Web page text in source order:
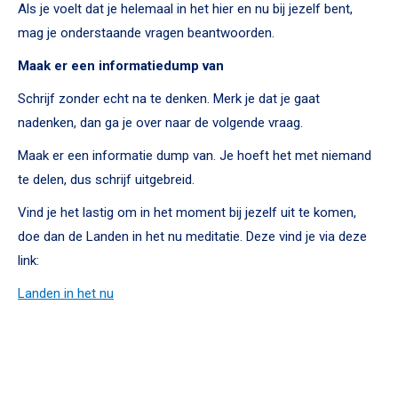
Als je voelt dat je helemaal in het hier en nu bij jezelf bent,
mag je onderstaande vragen beantwoorden.
Maak er een informatiedump van
Schrijf zonder echt na te denken. Merk je dat je gaat
nadenken, dan ga je over naar de volgende vraag.
Maak er een informatie dump van. Je hoeft het met niemand
te delen, dus schrijf uitgebreid.
Vind je het lastig om in het moment bij jezelf uit te komen,
doe dan de Landen in het nu meditatie. Deze vind je via deze
link:
Landen in het nu